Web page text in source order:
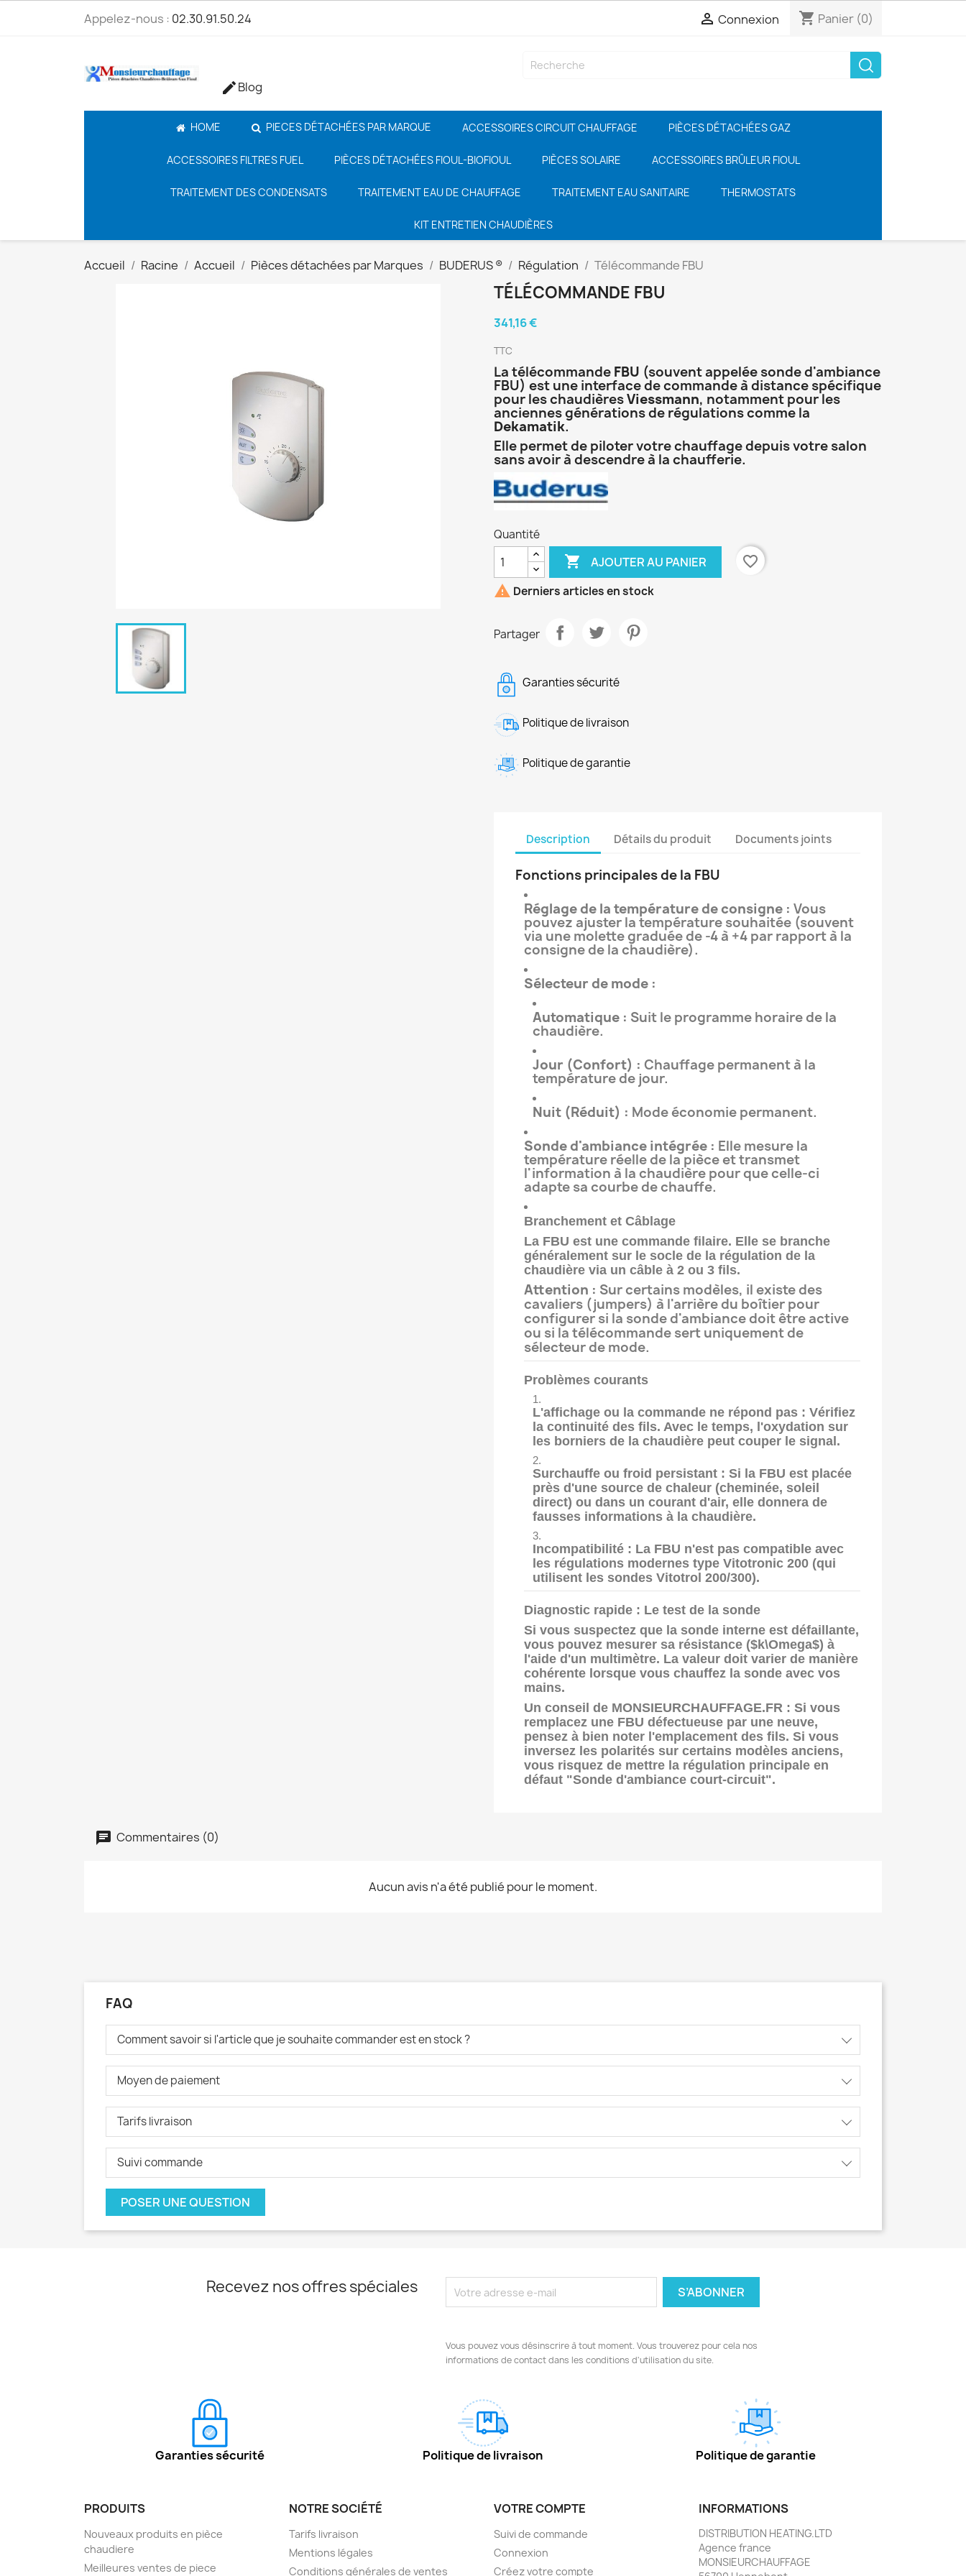
Appelez-nous : 02.30.91.50.24  Connexion shopping_cart Panier (0)
Blog
HOME PIECES DÉTACHÉES PAR MARQUE ACCESSOIRES CIRCUIT CHAUFFAGE PIÈCES DÉTACHÉES GAZ
ACCESSOIRES FILTRES FUEL PIÈCES DÉTACHÉES FIOUL-BIOFIOUL PIÈCES SOLAIRE ACCESSOIRES BRÛLEUR FIOUL
TRAITEMENT DES CONDENSATS TRAITEMENT EAU DE CHAUFFAGE TRAITEMENT EAU SANITAIRE THERMOSTATS
KIT ENTRETIEN CHAUDIÈRES
Accueil Racine Accueil Pièces détachées par Marques BUDERUS ® Régulation Télécommande FBU
TÉLÉCOMMANDE FBU
341,16 €
TTC
La télécommande FBU (souvent appelée sonde d'ambiance
FBU) est une interface de commande à distance spécifique
pour les chaudièresViessmann, notamment pour les
anciennes générations de régulations comme la
Dekamatik.
Elle permet de piloter votre chauffage depuis votre salon
sans avoir à descendre à la chaufferie.
Quantité
 AJOUTER AU PANIER
favorite_border
 Derniers articles en stock
Partager
Garanties sécurité
Politique de livraison
Politique de garantie
Description Détails du produit Documents joints
Fonctions principales de la FBU
Réglage de la température de consigne : Vous
pouvez ajuster la température souhaitée (souvent
via une molette graduée de -4 à +4 par rapport à la
consigne de la chaudière).
Sélecteur de mode :
Automatique : Suit le programme horaire de la
chaudière.
Jour (Confort) : Chauffage permanent à la
température de jour.
Nuit (Réduit) : Mode économie permanent.
Sonde d'ambiance intégrée : Elle mesure la
température réelle de la pièce et transmet
l'information à la chaudière pour que celle-ci
adapte sa courbe de chauffe.
Branchement et Câblage
La FBU est une commande filaire. Elle se branche
généralement sur le socle de la régulation de la
chaudière via un câble à 2 ou 3 fils.
Attention : Sur certains modèles, il existe des
cavaliers (jumpers) à l'arrière du boîtier pour
configurer si la sonde d'ambiance doit être active
ou si la télécommande sert uniquement de
sélecteur de mode.
Problèmes courants
L'affichage ou la commande ne répond pas : Vérifiez
la continuité des fils. Avec le temps, l'oxydation sur
les borniers de la chaudière peut couper le signal.
Surchauffe ou froid persistant : Si la FBU est placée
près d'une source de chaleur (cheminée, soleil
direct) ou dans un courant d'air, elle donnera de
fausses informations à la chaudière.
Incompatibilité : La FBU n'est pas compatible avec
les régulations modernes type Vitotronic 200 (qui
utilisent les sondes Vitotrol 200/300).
Diagnostic rapide : Le test de la sonde
Si vous suspectez que la sonde interne est défaillante,
vous pouvez mesurer sa résistance ($k\Omega$) à
l'aide d'un multimètre. La valeur doit varier de manière
cohérente lorsque vous chauffez la sonde avec vos
mains.
Un conseil de MONSIEURCHAUFFAGE.FR : Si vous
remplacez une FBU défectueuse par une neuve,
pensez à bien noter l'emplacement des fils. Si vous
inversez les polarités sur certains modèles anciens,
vous risquez de mettre la régulation principale en
défaut "Sonde d'ambiance court-circuit".
Commentaires (0)
Aucun avis n'a été publié pour le moment.
FAQ
Comment savoir si l'article que je souhaite commander est en stock ?
Moyen de paiement
Tarifs livraison
Suivi commande
POSER UNE QUESTION
Recevez nos offres spéciales
Vous pouvez vous désinscrire à tout moment. Vous trouverez pour cela nos
informations de contact dans les conditions d'utilisation du site.
Garanties sécurité Politique de livraison Politique de garantie
PRODUITS
Nouveaux produits en pièce
chaudiere
Meilleures ventes de piece
NOTRE SOCIÉTÉ
Tarifs livraison
Mentions légales
Conditions générales de ventes
VOTRE COMPTE
Suivi de commande
Connexion
Créez votre compte
INFORMATIONS
DISTRIBUTION HEATING.LTD
Agence france
MONSIEURCHAUFFAGE